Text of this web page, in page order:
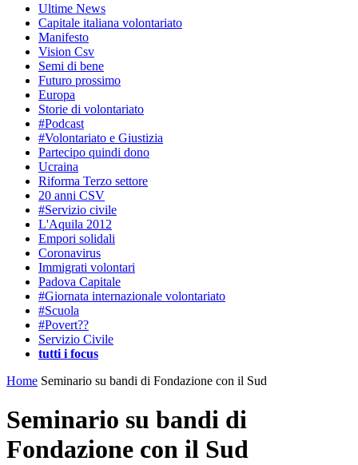
Ultime News
Capitale italiana volontariato
Manifesto
Vision Csv
Semi di bene
Futuro prossimo
Europa
Storie di volontariato
#Podcast
#Volontariato e Giustizia
Partecipo quindi dono
Ucraina
Riforma Terzo settore
20 anni CSV
#Servizio civile
L'Aquila 2012
Empori solidali
Coronavirus
Immigrati volontari
Padova Capitale
#Giornata internazionale volontariato
#Scuola
#Povert??
Servizio Civile
tutti i focus
Home Seminario su bandi di Fondazione con il Sud
Seminario su bandi di
Fondazione con il Sud